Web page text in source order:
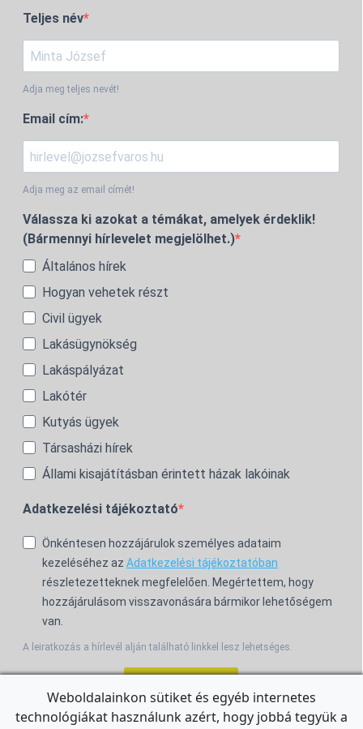
Teljes név
Adja meg teljes nevét!
Email cím:
Adja meg az email címét!
Válassza ki azokat a témákat, amelyek érdeklik!
(Bármennyi hírlevelet megjelölhet.)
Általános hírek
Hogyan vehetek részt
Civil ügyek
Lakásügynökség
Lakáspályázat
Lakótér
Kutyás ügyek
Társasházi hírek
Állami kisajátításban érintett házak lakóinak
Adatkezelési tájékoztató
Önkéntesen hozzájárulok személyes adataim
kezeléséhez az Adatkezelési tájékoztatóban
részletezetteknek megfelelően. Megértettem, hogy
hozzájárulásom visszavonására bármikor lehetőségem
van.
A leiratkozás a hírlevél alján található linkkel lesz lehetséges.
Weboldalainkon sütiket és egyéb internetes
technológiákat használunk azért, hogy jobbá tegyük a